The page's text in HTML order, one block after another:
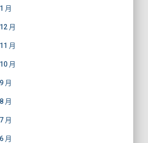
月
月
月
月
月
月
月
月